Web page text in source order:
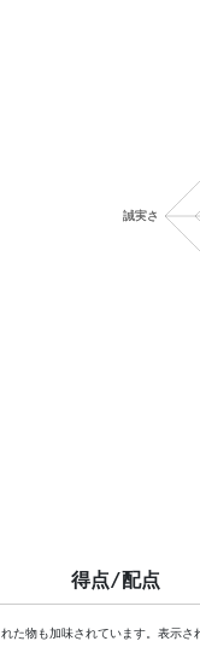
得点/配点
た物も加味されています。表示